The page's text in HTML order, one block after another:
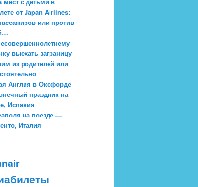
от Japan Airlines:
или против
выехать заграницу
из родителей или
Англия в Оксфорде
праздник на
Испания
на поезде —
Италия